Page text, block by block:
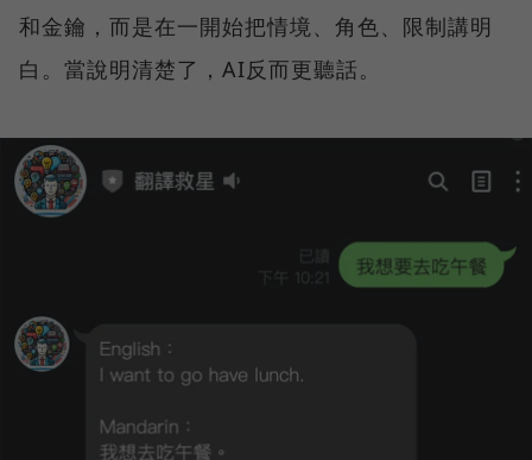
和金鑰，而是在一開始把情境、角色、限制講明
白。當說明清楚了，AI反而更聽話。